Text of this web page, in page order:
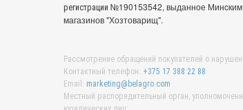
регистрации №190153542, выданное Минcким
магазинов "Хозтоварищ".
Рассмотрение обращений покупателей о
Контактный телефон: +375 17 388 22 88
Email: marketing@belagro.com
Местный распорядительный орган,